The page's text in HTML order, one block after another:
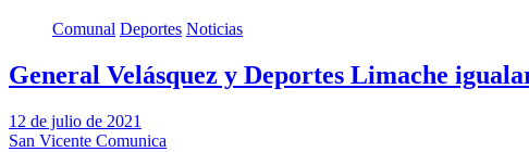
Comunal Deportes Noticias
General Velásquez y Deportes Limache
12 de julio de 2021
San Vicente Comunica